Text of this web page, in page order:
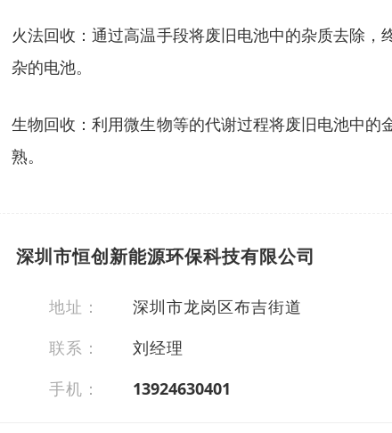
火法回收：通过高温手段将废旧电池中的杂质去除
杂的电池。
生物回收：利用微生物等的代谢过程将废旧电池中
熟。
深圳市恒创新能源环保科技有限公司
地址：
深圳市龙岗区布吉街道
联系：
刘经理
手机：
13924630401